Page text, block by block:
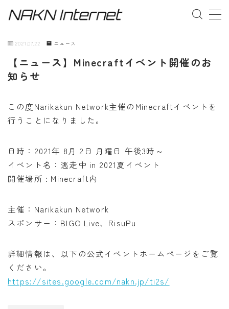
MENU
事業概要
2021.07.22 ニュース
【ニュース】Minecraftイベント開催のお
知らせ
この度Narikakun Network主催のMinecraftイベントを
行うことになりました。
日時：2021年 8月 2日 月曜日 午後3時～
イベント名：逃走中 in 2021夏イベント
開催場所 : Minecraft内
主催：Narikakun Network
スポンサー：BIGO Live、RisuPu
詳細情報は、以下の公式イベントホームページをご覧
ください。
https://sites.google.com/nakn.jp/ti2s/